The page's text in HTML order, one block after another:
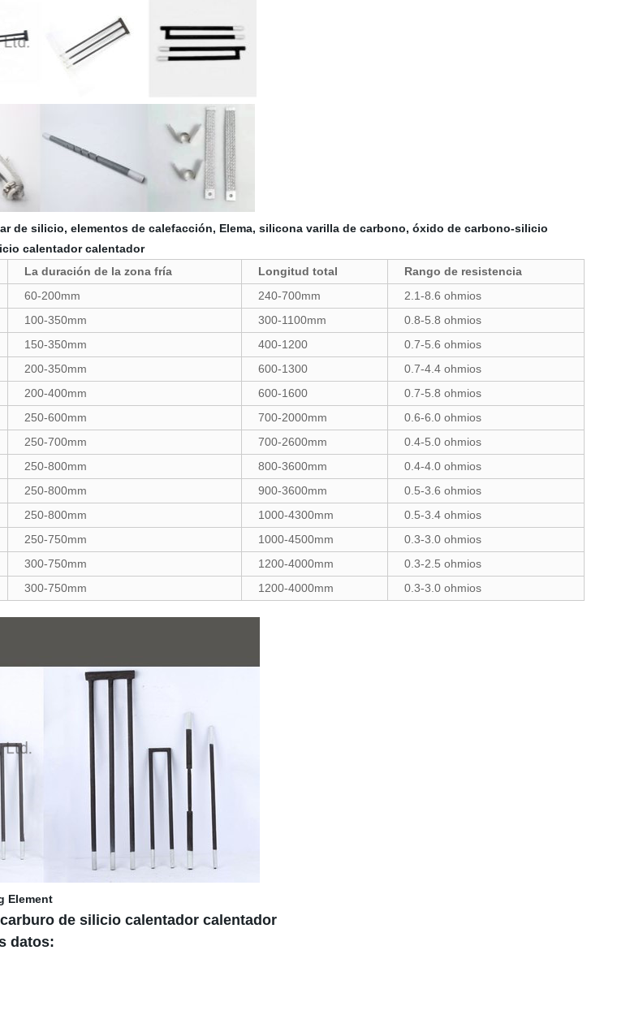
de silicio, elementos de calefacción, Elema, silicona varilla de carbono, óxido de carbono-silicio
calentador calentador
La duración de la zona fría Longitud total
Rango de resistencia
60-200mm 240-700mm
2.1-8.6 ohmios
100-350mm 300-1100mm
0.8-5.8 ohmios
150-350mm 400-1200
0.7-5.6 ohmios
200-350mm 600-1300
0.7-4.4 ohmios
200-400mm 600-1600
0.7-5.8 ohmios
250-600mm 700-2000mm
0.6-6.0 ohmios
250-700mm 700-2600mm
0.4-5.0 ohmios
250-800mm 800-3600mm
0.4-4.0 ohmios
250-800mm 900-3600mm
0.5-3.6 ohmios
250-800mm 1000-4300mm
0.5-3.4 ohmios
250-750mm 1000-4500mm
0.3-3.0 ohmios
300-750mm 1200-4000mm
0.3-2.5 ohmios
300-750mm 1200-4000mm 0.3-3.0 ohmios
de silicio calentador calentador
datos: